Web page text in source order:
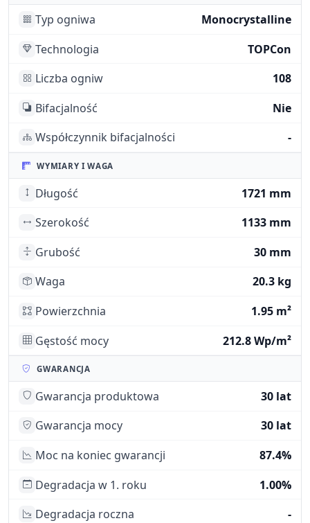
Typ ogniwa
Monocrystalline
Technologia
TOPCon
Liczba ogniw
108
Bifacjalność
Nie
Współczynnik bifacjalności
-
WYMIARY I WAGA
Długość
1721 mm
Szerokość
1133 mm
Grubość
30 mm
Waga
20.3 kg
Powierzchnia
1.95 m²
Gęstość mocy
212.8 Wp/m²
GWARANCJA
Gwarancja produktowa
30 lat
Gwarancja mocy
30 lat
Moc na koniec gwarancji
87.4%
Degradacja w 1. roku
1.00%
Degradacja roczna
-